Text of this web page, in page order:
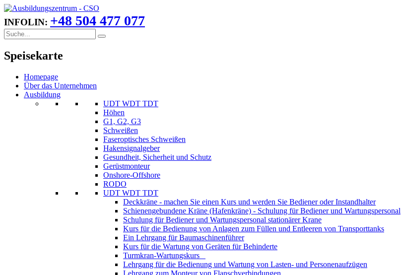
INFOLIN: +48 504 477 077
Speisekarte
Homepage
Über das Unternehmen
Ausbildung
UDT WDT TDT
Höhen
G1, G2, G3
Schweißen
Faseroptisches Schweißen
Hakensignalgeber
Gesundheit, Sicherheit und Schutz
Gerüstmonteur
Onshore-Offshore
RODO
UDT WDT TDT
Deckkräne - machen Sie einen Kurs und werden Sie Bediener oder Instandhalter
Schienengebundene Kräne (Hafenkräne) - Schulung für Bediener und Wartungspersonal
Schulung für Bediener und Wartungspersonal stationärer Krane
Kurs für die Bedienung von Anlagen zum Füllen und Entleeren von Transporttanks
Ein Lehrgang für Baumaschinenführer
Kurs für die Wartung von Geräten für Behinderte
Turmkran-Wartungskurs
Lehrgang für die Bedienung und Wartung von Lasten- und Personenaufzügen
Lehrgang zum Monteur von Flanschverbindungen